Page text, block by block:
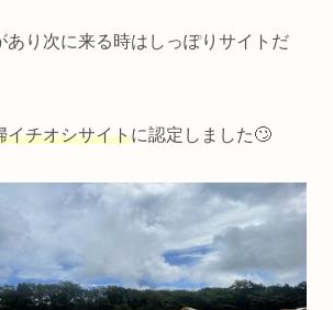
あり次に来る時はしっぽりサイトだ
イチオシサイトに認定しました🙄